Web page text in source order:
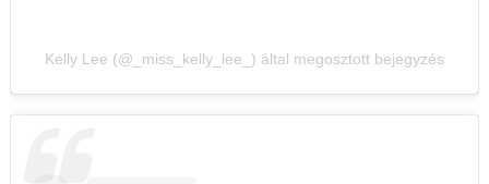
Kelly Lee (@_miss_kelly_lee_) által megosztott bejegyzés